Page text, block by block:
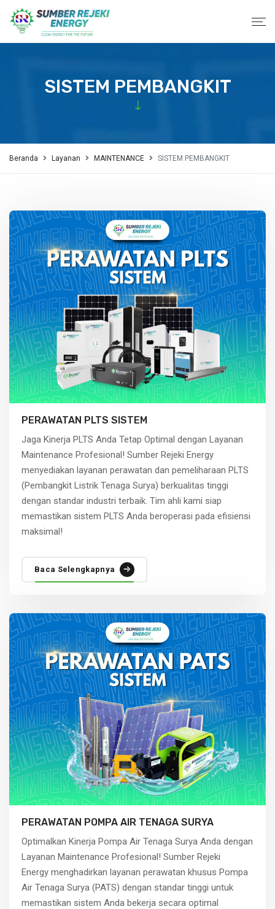
SISTEM PEMBANGKIT
Beranda Layanan MAINTENANCE SISTEM PEMBANGKIT
PERAWATAN PLTS SISTEM
Jaga Kinerja PLTS Anda Tetap Optimal dengan Layanan
Maintenance Profesional! Sumber Rejeki Energy
menyediakan layanan perawatan dan pemeliharaan PLTS
(Pembangkit Listrik Tenaga Surya) berkualitas tinggi
dengan standar industri terbaik. Tim ahli kami siap
memastikan sistem PLTS Anda beroperasi pada efisiensi
maksimal!
Baca Selengkapnya
PERAWATAN POMPA AIR TENAGA SURYA
Optimalkan Kinerja Pompa Air Tenaga Surya Anda dengan
Layanan Maintenance Profesional! Sumber Rejeki
Energy menghadirkan layanan perawatan khusus Pompa
Air Tenaga Surya (PATS) dengan standar tinggi untuk
memastikan sistem Anda bekerja secara optimal